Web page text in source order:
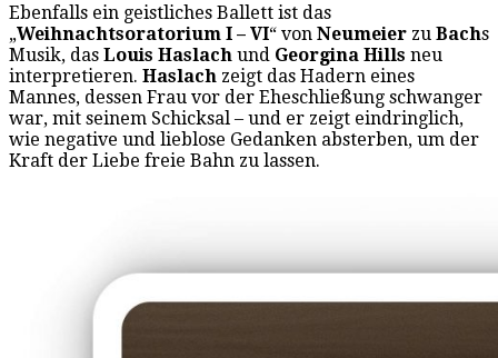
Ebenfalls ein geistliches Ballett ist das
„Weihnachtsoratorium I – VI“ von Neumeier zu Bachs
Musik, das Louis Haslach und Georgina Hills neu
interpretieren. Haslach zeigt das Hadern eines
Mannes, dessen Frau vor der Eheschließung schwanger
war, mit seinem Schicksal – und er zeigt eindringlich,
wie negative und lieblose Gedanken absterben, um der
Kraft der Liebe freie Bahn zu lassen.